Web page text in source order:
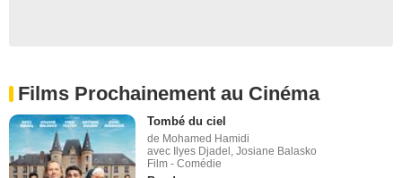
Films Prochainement au Cinéma
Tombé du ciel
de Mohamed Hamidi
avec Ilyes Djadel, Josiane Balasko
Film - Comédie